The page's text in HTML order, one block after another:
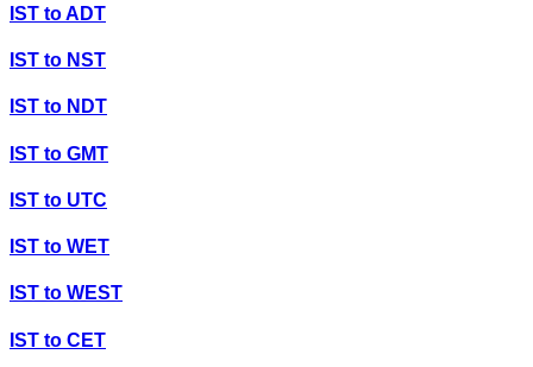
IST toADT
IST to NST
IST to NDT
IST to GMT
IST to UTC
IST to WET
IST to WEST
IST to CET